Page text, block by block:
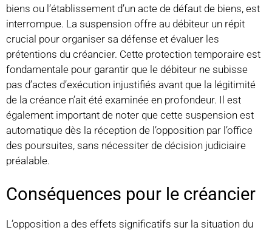
biens ou l’établissement d’un acte de défaut de biens, est
interrompue. La suspension offre au débiteur un répit
crucial pour organiser sa défense et évaluer les
prétentions du créancier. Cette protection temporaire est
fondamentale pour garantir que le débiteur ne subisse
pas d’actes d’exécution injustifiés avant que la légitimité
de la créance n’ait été examinée en profondeur. Il est
également important de noter que cette suspension est
automatique dès la réception de l’opposition par l’office
des poursuites, sans nécessiter de décision judiciaire
préalable.
Conséquences pour le créancier
L’opposition a des effets significatifs sur la situation du